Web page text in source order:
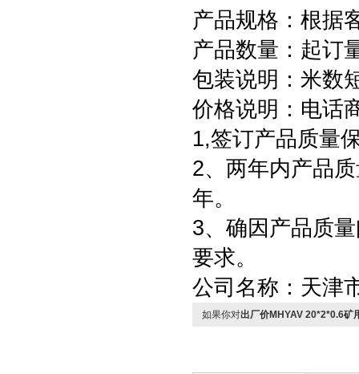
产品规格：根据
产品数量：起订
包装说明：米数
价格说明：电话
1,签订产品质量
2、两年内产品
年。
3、确因产品质
要求。
公司名称：天津
如果你对出厂价MHYAV 20*2*0.6矿